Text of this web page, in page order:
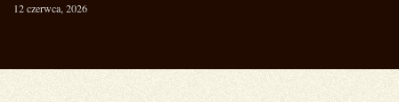
12 czerwca, 2026